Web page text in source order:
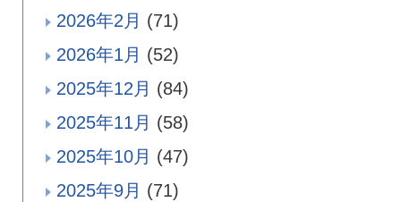
2026年2月 (71)
2026年1月 (52)
2025年12月 (84)
2025年11月 (58)
2025年10月 (47)
2025年9月 (71)